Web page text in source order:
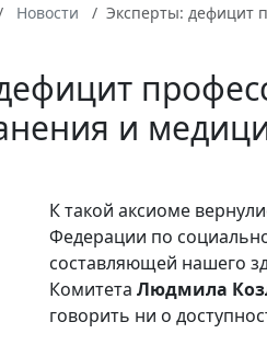
Новости
Эксперты: дефицит
и
К такой аксиоме
Федерации по
составляющей нашего
Комитета Людмила
говорить ни о